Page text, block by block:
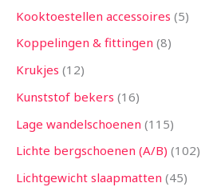
Kooktoestellen accessoires 5
Koppelingen & fittingen 8
Krukjes 12
Kunststof bekers 16
Lage wandelschoenen 115
Lichte bergschoenen (A/B) 102
Lichtgewicht slaapmatten 45